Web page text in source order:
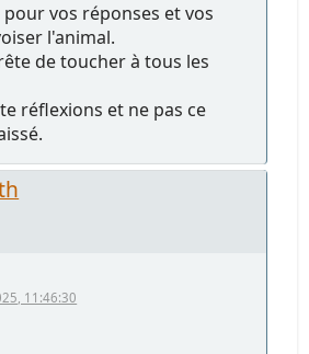
pour vos réponses et vos
l'animal.
de toucher à tous les
réflexions et ne pas ce
11:46:30